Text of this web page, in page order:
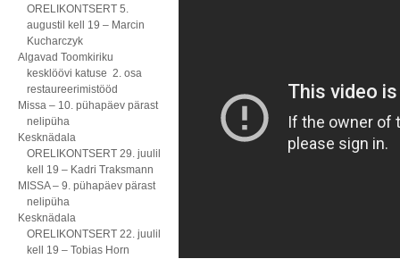
ORELIKONTSERT 5.
augustil kell 19 – Marcin
Kucharczyk
Algavad Toomkiriku
kesklöövi katuse 2. osa
restaureerimistööd
Missa – 10. pühapäev pärast
nelipüha
Kesknädala
ORELIKONTSERT 29. juulil
kell 19 – Kadri Traksmann
MISSA – 9. pühapäev pärast
nelipüha
Kesknädala
ORELIKONTSERT 22. juulil
kell 19 – Tobias Horn